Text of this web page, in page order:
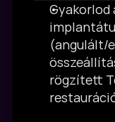
Gyakorlati
Gyakorlod
(angulált/
rögzített